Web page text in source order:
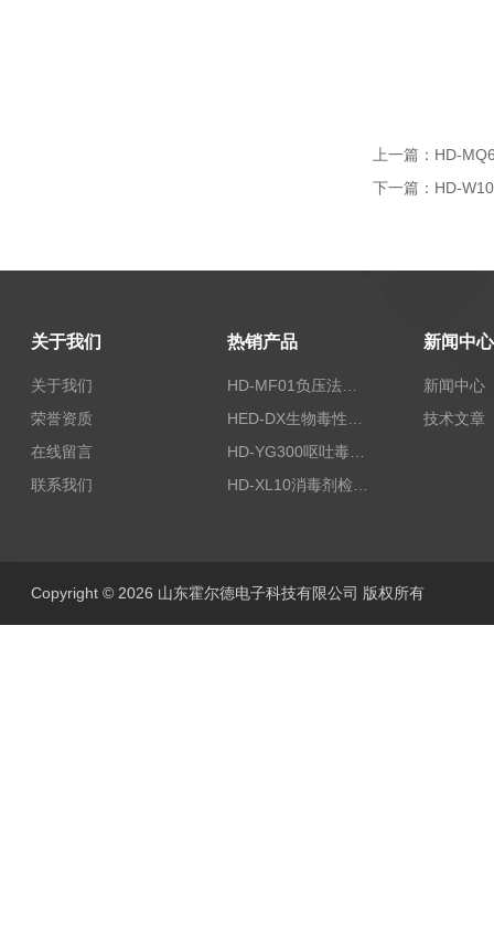
上一篇： HD-
下一篇： HD-
关于我们
关于我们
荣誉资质
在线留言
联系我们
热销产品
HD-MF01负压法密封性测试仪
新闻中心
新闻中心
技术文章
Copyright © 2026 山东霍尔德电子科技有限公司 版权所有